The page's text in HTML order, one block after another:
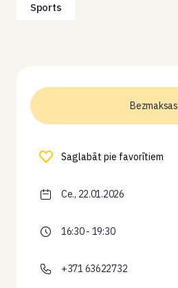
Sports
Bezmaksas
Saglabāt pie favorītiem
Ce., 22.01.2026
16:30 - 19:30
+371 63622732